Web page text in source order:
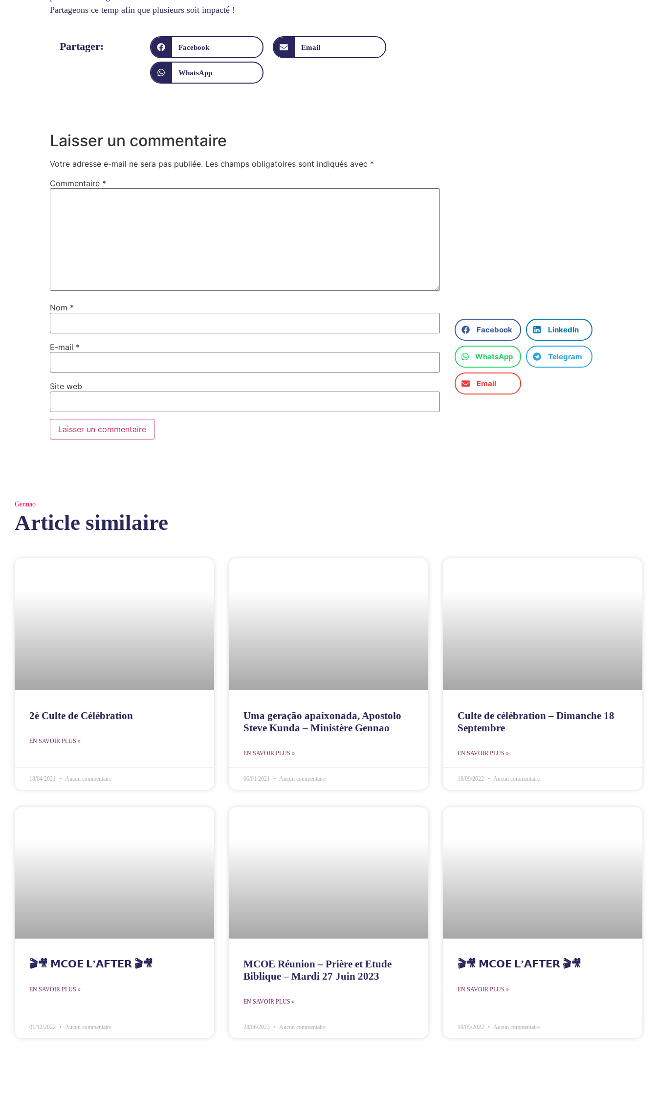
Partageons ce temp afin que plusieurs soit impacté !
Partager: Facebook Email
WhatsApp
Laisser un commentaire
Votre adresse e-mail ne sera pas publiée. Les champs obligatoires sont indiqués avec *
Commentaire *
Nom *
E-mail *
Site web
Facebook LinkedIn
WhatsApp Telegram
Email
Gennao
Article similaire
2è Culte de Célébration
EN SAVOIR PLUS »
18/04/2021 Aucun commentaire
Uma geração apaixonada, Apostolo
Steve Kunda – Ministère Gennao
EN SAVOIR PLUS »
06/01/2021 Aucun commentaire
Culte de célébration – Dimanche 18
Septembre
EN SAVOIR PLUS »
18/09/2022 Aucun commentaire
🎬🎥 𝗠𝗖𝗢𝗘 𝗟’𝗔𝗙𝗧𝗘𝗥 🎬🎥
EN SAVOIR PLUS »
01/12/2022 Aucun commentaire
MCOE Réunion – Prière et Etude
Biblique – Mardi 27 Juin 2023
EN SAVOIR PLUS »
28/06/2023 Aucun commentaire
🎬🎥 𝗠𝗖𝗢𝗘 𝗟’𝗔𝗙𝗧𝗘𝗥 🎬🎥
EN SAVOIR PLUS »
19/05/2022 Aucun commentaire